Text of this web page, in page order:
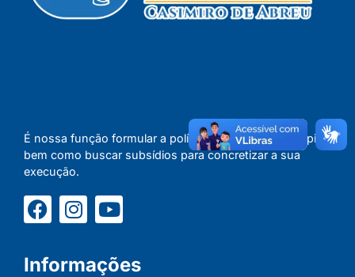
É nossa função formular a política cultural do Município,
bem como buscar subsídios para concretizar a sua
execução.
Informações